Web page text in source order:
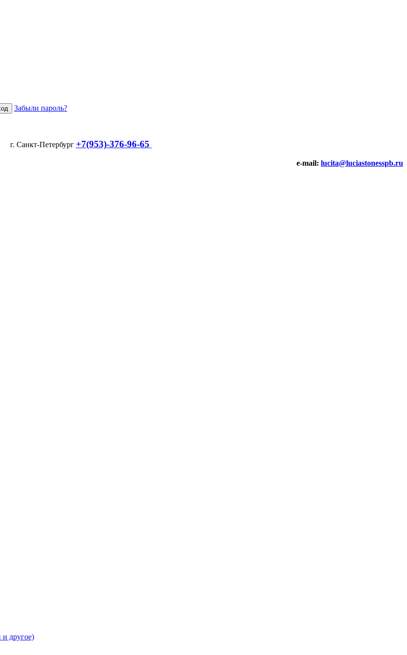
Забыли пароль?
г. Санкт-Петербург +7(953)-376-96-65
e-mail: lucita@luciastonesspb.ru
другое)